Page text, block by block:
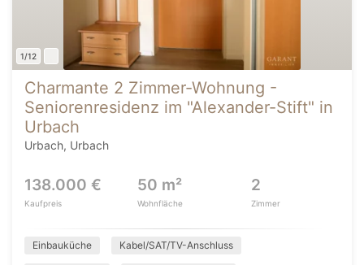
1/12
Charmante 2 Zimmer-Wohnung -
Seniorenresidenz im "Alexander-Stift" in
Urbach
Urbach, Urbach
138.000 €
Kaufpreis
50 m²
Wohnfläche
2
Zimmer
Einbauküche Kabel/SAT/TV-Anschluss